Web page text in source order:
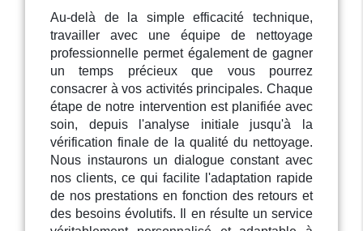
Au-delà de la simple efficacité technique,
travailler avec une équipe de nettoyage
professionnelle permet également de gagner
un temps précieux que vous pourrez
consacrer à vos activités principales. Chaque
étape de notre intervention est planifiée avec
soin, depuis l'analyse initiale jusqu'à la
vérification finale de la qualité du nettoyage.
Nous instaurons un dialogue constant avec
nos clients, ce qui facilite l'adaptation rapide
de nos prestations en fonction des retours et
des besoins évolutifs. Il en résulte un service